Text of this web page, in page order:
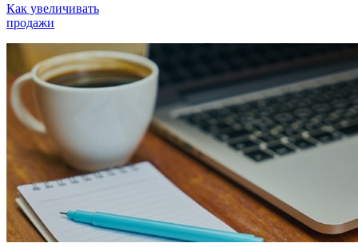
Как увеличивать
продажи